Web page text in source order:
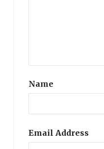
Name
Email Address